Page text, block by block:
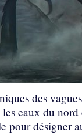
des
eaux du
pour désigner